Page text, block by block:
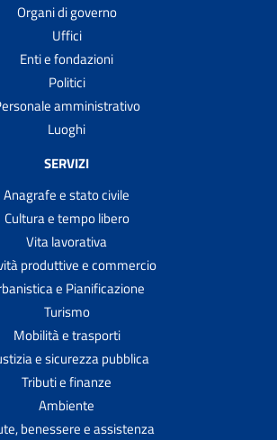
Organi di governo
Uffici
Enti e fondazioni
Politici
amministrativo
Luoghi
SERVIZI
Anagrafe e stato civile
Cultura e tempo libero
Vita lavorativa
produttive e commercio
e Pianificazione
Turismo
Mobilità e trasporti
e sicurezza pubblica
Tributi e finanze
Ambiente
benessere e assistenza